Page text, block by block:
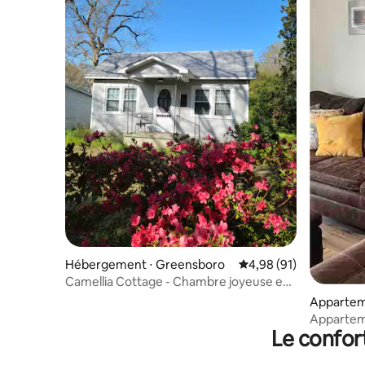
Hébergement ⋅ Greensboro Évaluation moyenne
4,98 (91)
Camellia Cottage - Chambre joyeuse en
salles de
Le